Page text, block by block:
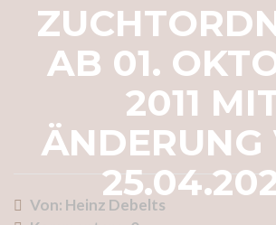
AB 01.
2011
ÄNDERUNG
Von: Heinz Debelts